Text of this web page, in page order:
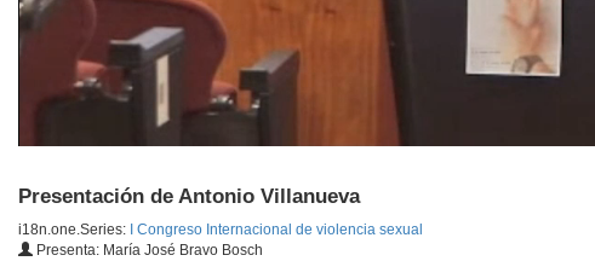
Presentación de Antonio Villanueva
i18n.one.Series:
I Congreso Internacional de violencia sexual
Presenta: María José Bravo Bosch